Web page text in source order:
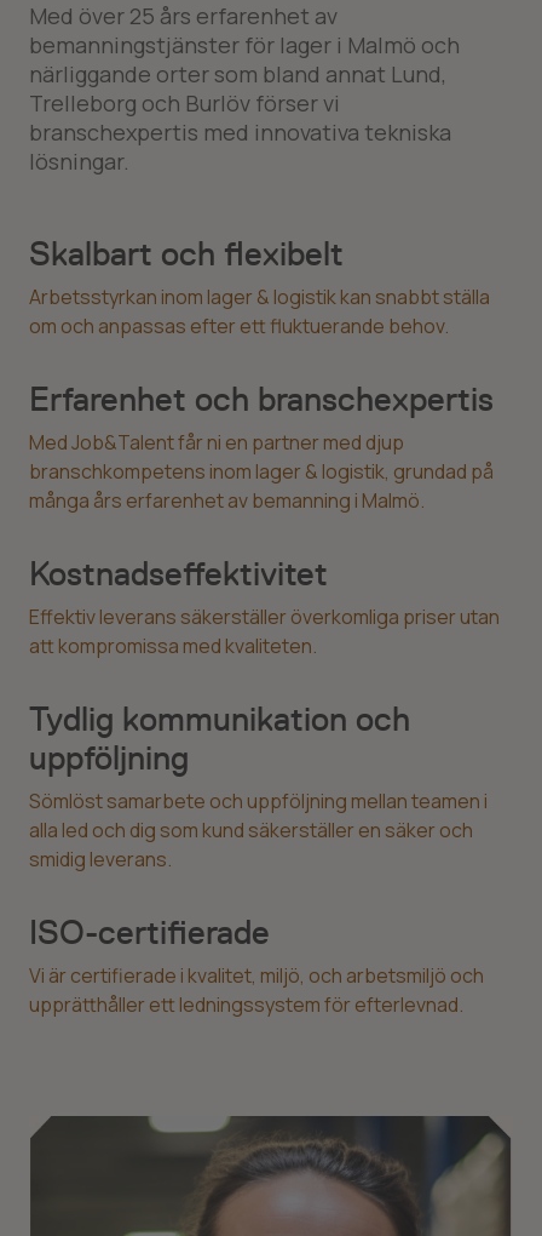
Med över 25 års erfarenhet av
bemanningstjänster för lager i Malmö och
närliggande orter som bland annat Lund,
Trelleborg och Burlöv förser vi
branschexpertis med innovativa tekniska
lösningar.
Skalbart och flexibelt
Arbetsstyrkan inom lager & logistik kan snabbt ställa
om och anpassas efter ett fluktuerande behov.
Erfarenhet och branschexpertis
Med Job&Talent får ni en partner med djup
branschkompetens inom lager & logistik, grundad på
många års erfarenhet av bemanning i Malmö.
Kostnadseffektivitet
Effektiv leverans säkerställer överkomliga priser utan
att kompromissa med kvaliteten.
Tydlig kommunikation och
uppföljning
Sömlöst samarbete och uppföljning mellan teamen i
alla led och dig som kund säkerställer en säker och
smidig leverans.
ISO-certifierade
Vi är certifierade i kvalitet, miljö, och arbetsmiljö och
upprätthåller ett ledningssystem för efterlevnad.